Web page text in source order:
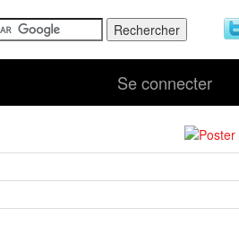
Se connecter